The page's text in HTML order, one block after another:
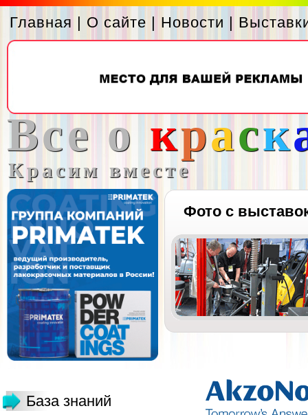
Главная | О сайте | Новости |
Все о краск
Красим вместе
Фото с
База знаний